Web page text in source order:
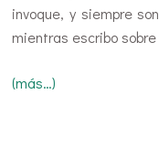
invoque, y siempre
mientras escribo
(más…)